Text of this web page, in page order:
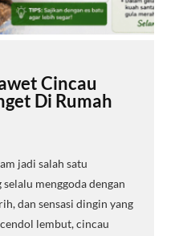
Cincau
Di Rumah
jadi salah satu
menggoda dengan
dan sensasi dingin yang
lembut, cincau